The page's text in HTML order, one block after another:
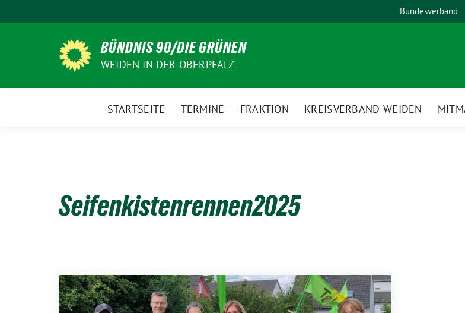
zum
Bundesverband
BÜNDNIS 90/DIE GRÜNEN
WEIDEN IN DER OBERPFALZ
STARTSEITE TERMINE FRAKTION KREISVERBAND WEIDEN
Seifenkistenrennen2025